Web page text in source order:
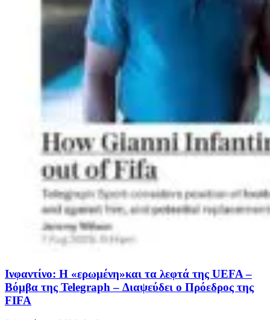
Ινφαντίνο: Η «ερωμένη»και τα λεφτά της UEFA –
Βόμβα της Telegraph – Διαψεύδει ο Πρόεδρος της
FIFA